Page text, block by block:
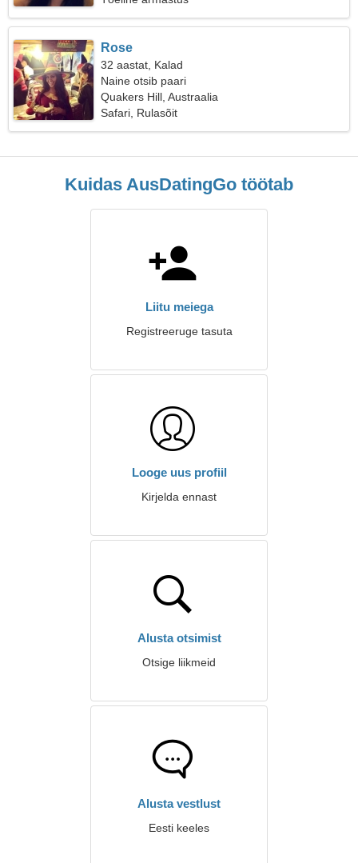
Rose
32 aastat, Kalad
Naine otsib paari
Quakers Hill, Austraalia
Safari, Rulasõit
Kuidas AusDatingGo töötab
Liitu meiega
Registreeruge tasuta
Looge uus profiil
Kirjelda ennast
Alusta otsimist
Otsige liikmeid
Alusta vestlust
Eesti keeles